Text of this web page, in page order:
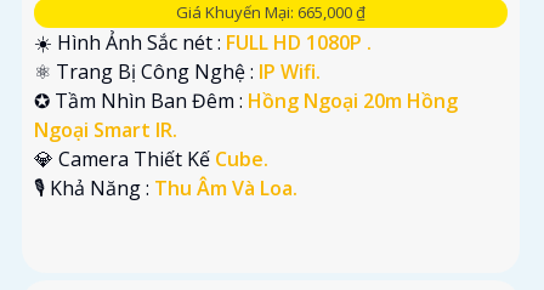
Giá Khuyến Mại: 665,000 ₫
☀️ Hình Ảnh Sắc nét : FULL HD 1080P .
⚛️ Trang Bị Công Nghệ : IP Wifi.
✪ Tầm Nhìn Ban Đêm : Hồng Ngoại 20m Hồng
Ngoại Smart IR.
💎 Camera Thiết Kế Cube.
️🎙 Khả Năng : Thu Âm Và Loa.